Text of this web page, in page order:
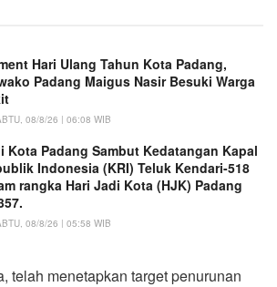
Hari Ulang Tahun Kota Padang,
Padang Maigus Nasir Besuki Warga
08/8/26 | 06:08 WIB
Kota Padang Sambut Kedatangan Kapal
Indonesia (KRI) Teluk Kendari-518
rangka Hari Jadi Kota (HJK) Padang
08/8/26 | 05:58 WIB
telah menetapkan target penurunan